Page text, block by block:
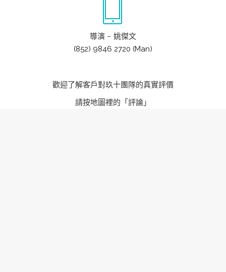
導演 – 姚傑文
(852) 9846 2720 (Man)
歡迎了解客戶對玖十團隊的真實評價
請按地圖裡的「評論」